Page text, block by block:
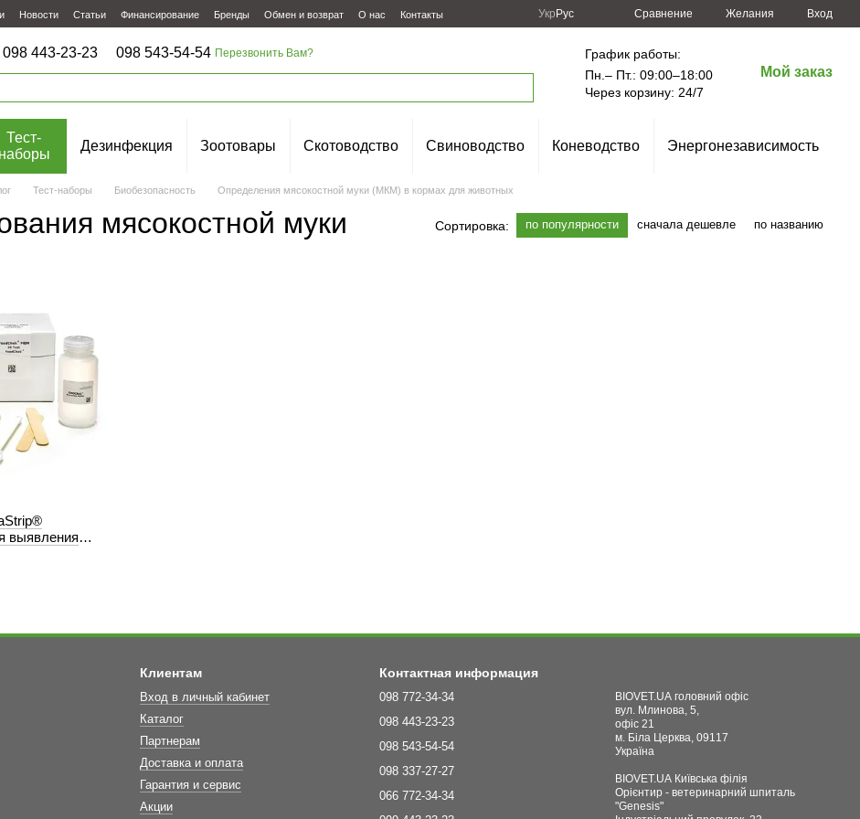
Новости Статьи Финансирование Бренды Обмен и возврат О нас Контакты Укр Рус Сравнение Желания Вход
098 443-23-23 098 543-54-54 Перезвонить Вам?
График работы:
Пн.– Пт.: 09:00–18:00
Через корзину: 24/7
Мой заказ
Тест-
наборы
Дезинфекция Зоотовары Скотоводство Свиноводство Коневодство Энергонезависимость
Тест-наборы Биобезопасность Определения мясокостной муки (МКМ) в кормах для животных
мясокостной муки Сортировка: по популярности сначала дешевле по названию
выявления
(МКМ)
Клиентам
Вход в личный кабинет
Каталог
Партнерам
Доставка и оплата
Гарантия и сервис
Акции
Контактная информация
098 772-34-34
098 443-23-23
098 543-54-54
098 337-27-27
066 772-34-34
BIOVET.UA головний офіс
вул. Млинова, 5,
офіс 21
м. Біла Церква, 09117
Україна
BIOVET.UA Київська філія
Орієнтир - ветеринарний шпиталь
"Genesis"